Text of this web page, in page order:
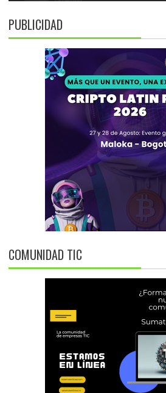
PUBLICIDAD
COMUNIDAD TIC